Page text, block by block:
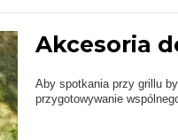
Akcesoria
Aby spotkania przy grillu
przygotowywanie